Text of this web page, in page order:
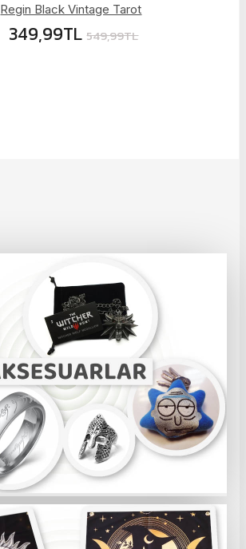
Regin Black Vintage Tarot
349,99TL 549,99TL